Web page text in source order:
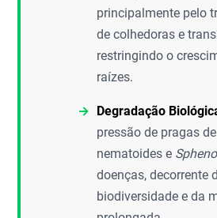
principalmente pelo
de colhedoras e
restringindo o
raízes.
Degradação
pressão de pragas
nematoides e
doenças, decorrente
biodiversidade e da